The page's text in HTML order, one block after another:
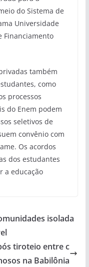
do Sistema de
Universidade
Financiamento
também
como
processos
do Enem podem
seletivos de
convênio com
Os acordos
dos estudantes
a educação
isolada
tiroteio entre c
na Babilônia